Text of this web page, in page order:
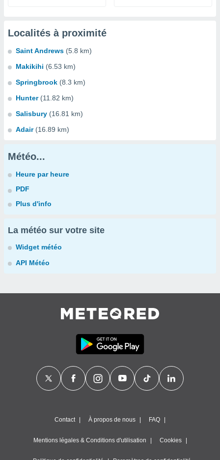
Localités à proximité
Saint Andrews (5.8 km)
Makikihi (6.53 km)
Springbrook (8.3 km)
Hunter (11.82 km)
Salisbury (16.81 km)
Adair (16.89 km)
Météo...
Heure par heure
PDF
Plus d'info
La météo sur votre site
Widget météo
API Météo
Contact À propos de nous FAQ
Mentions légales & Conditions d'utilisation Cookies